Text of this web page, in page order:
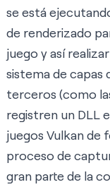
se está
de renderizado
juego y así
sistema de capas
terceros (como
registren un DLL
juegos Vulkan de
proceso de
gran parte de la